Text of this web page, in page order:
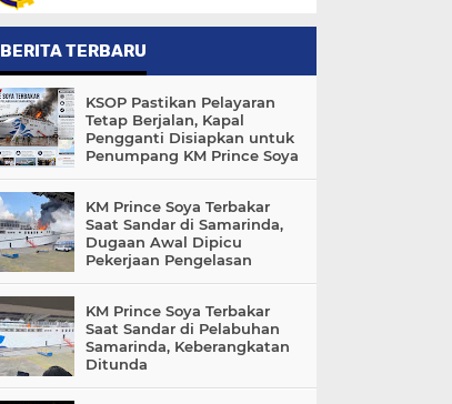
BERITA TERBARU
KSOP Pastikan Pelayaran
Tetap Berjalan, Kapal
Pengganti Disiapkan untuk
Penumpang KM Prince Soya
KM Prince Soya Terbakar
Saat Sandar di Samarinda,
Dugaan Awal Dipicu
Pekerjaan Pengelasan
KM Prince Soya Terbakar
Saat Sandar di Pelabuhan
Samarinda, Keberangkatan
Ditunda